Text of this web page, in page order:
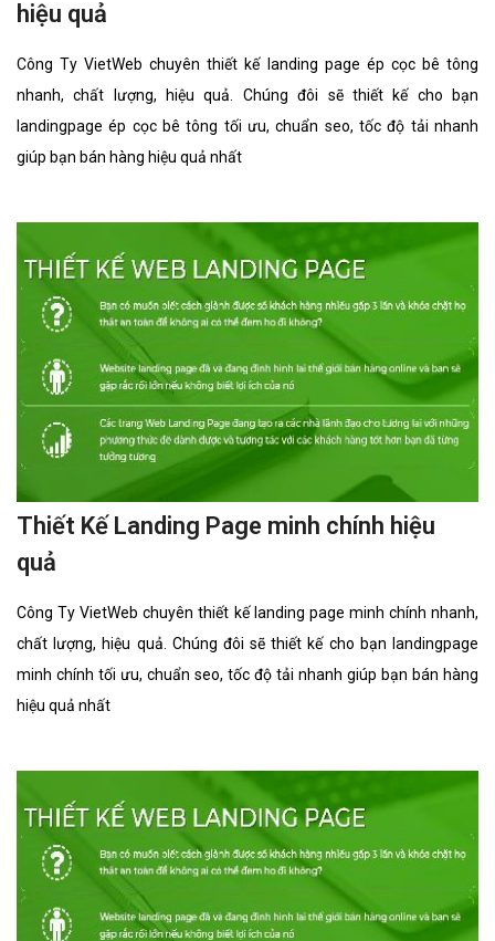
hiệu quả
Công Ty VietWeb chuyên thiết kế landing page ép cọc bê tông
nhanh, chất lượng, hiệu quả. Chúng đôi sẽ thiết kế cho bạn
landingpage ép cọc bê tông tối ưu, chuẩn seo, tốc độ tải nhanh
giúp bạn bán hàng hiệu quả nhất
Thiết Kế Landing Page minh chính hiệu
quả
Công Ty VietWeb chuyên thiết kế landing page minh chính nhanh,
chất lượng, hiệu quả. Chúng đôi sẽ thiết kế cho bạn landingpage
minh chính tối ưu, chuẩn seo, tốc độ tải nhanh giúp bạn bán hàng
hiệu quả nhất